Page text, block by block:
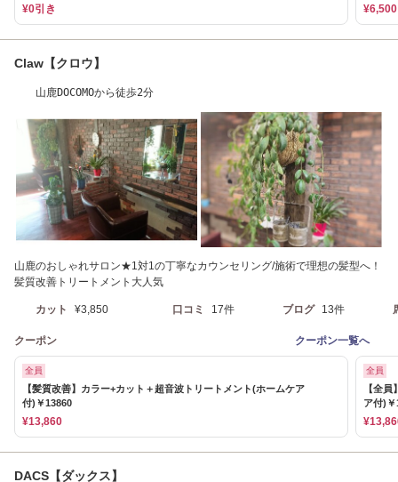
¥0引き ¥6,500
Claw【クロウ】
山鹿DOCOMOから徒歩2分
山鹿のおしゃれサロン★1対1の丁寧なカウンセリング/施術で理想の髪型へ！
髪質改善トリートメント大人気
カット ¥3,850 口コミ 17件 ブログ 13件
クーポン クーポン一覧へ
全員
【髪質改善】カラー+カット＋超音波トリートメント(ホームケア
付)￥13860
¥13,860
全員
【全
ア付)
DACS【ダックス】